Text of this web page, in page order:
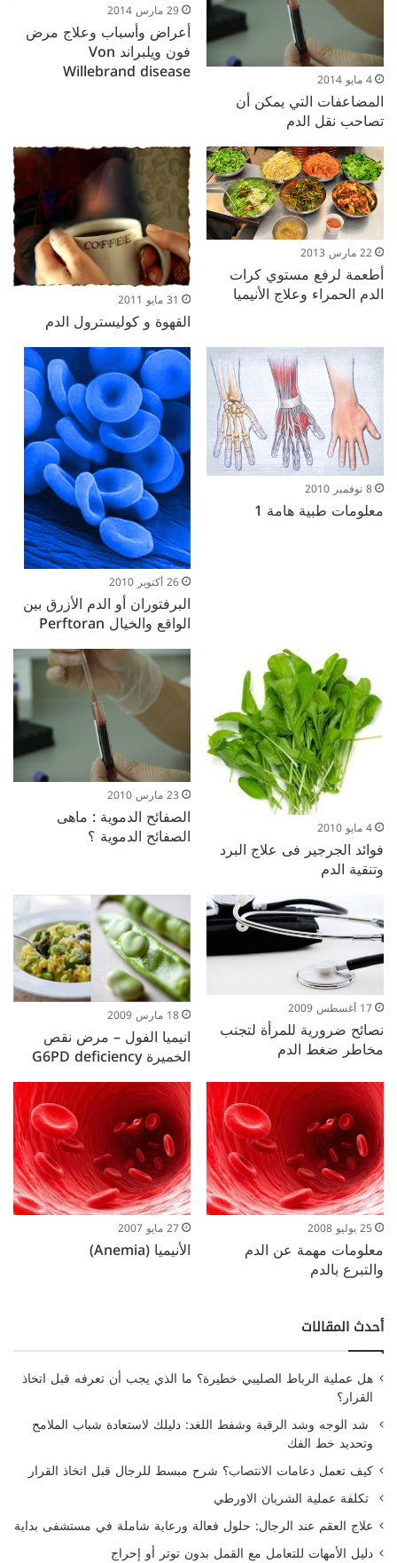
4 مايو 2014
المضاعفات التي يمكن أن
تصاحب نقل الدم
29 مارس 2014
أعراض وأسباب وعلاج مرض
فون ويلبراند Von
Willebrand disease
22 مارس 2013
أطعمة لرفع مستوي كرات
الدم الحمراء وعلاج الأنيميا 31 مايو 2011
القهوة و كوليسترول الدم
8 نوفمبر 2010
معلومات طبية هامة 1
26 أكتوبر 2010
البرفتوران أو الدم الأزرق بين
الواقع والخيال Perftoran
4 مايو 2010
فوائد الجرجير فى علاج البرد
وتنقية الدم
23 مارس 2010
الصفائح الدموية : ماهى
الصفائح الدموية ؟
17 أغسطس 2009
نصائح ضرورية للمرأة لتجنب
مخاطر ضغط الدم
18 مارس 2009
انيميا الفول – مرض نقص
الخميرة G6PD deficiency
25 يوليو 2008
معلومات مهمة عن الدم
والتبرع بالدم
27 مايو 2007
الأنيميا (Anemia)
أحدث المقالات
هل عملية الرباط الصليبي خطيرة؟ ما الذي يجب أن تعرفه قبل اتخاذ
القرار؟
شد الوجه وشد الرقبة وشفط اللغد: دليلك لاستعادة شباب الملامح
وتحديد خط الفك
كيف تعمل دعامات الانتصاب؟ شرح مبسط للرجال قبل اتخاذ القرار
تكلفة عملية الشريان الاورطي
علاج العقم عند الرجال: حلول فعالة ورعاية شاملة في مستشفى بداية
دليل الأمهات للتعامل مع القمل بدون توتر أو إحراج